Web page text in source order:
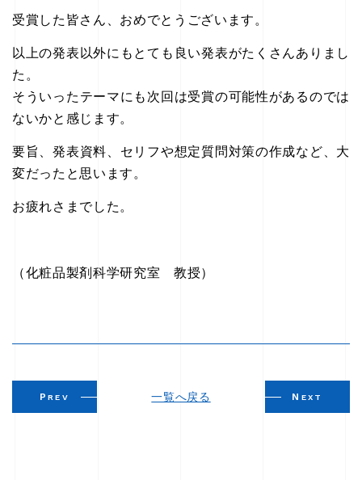
受賞した皆さん、おめでとうございます。
以上の発表以外にもとても良い発表がたくさんありまし
た。
そういったテーマにも次回は受賞の可能性があるのでは
ないかと感じます。
要旨、発表資料、セリフや想定質問対策の作成など、大
変だったと思います。
お疲れさまでした。
（化粧品製剤科学研究室 教授）
PREV 一覧へ戻る N EXT